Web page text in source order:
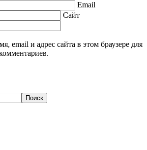
Email
Сайт
email и адрес сайта в этом браузере для
Поиск